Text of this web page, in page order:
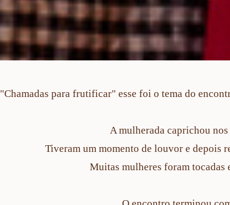
"Chamadas para frutificar" esse foi o tema do
A mulherada caprichou
Tiveram um momento de louvor e depois
Muitas mulheres foram tocadas